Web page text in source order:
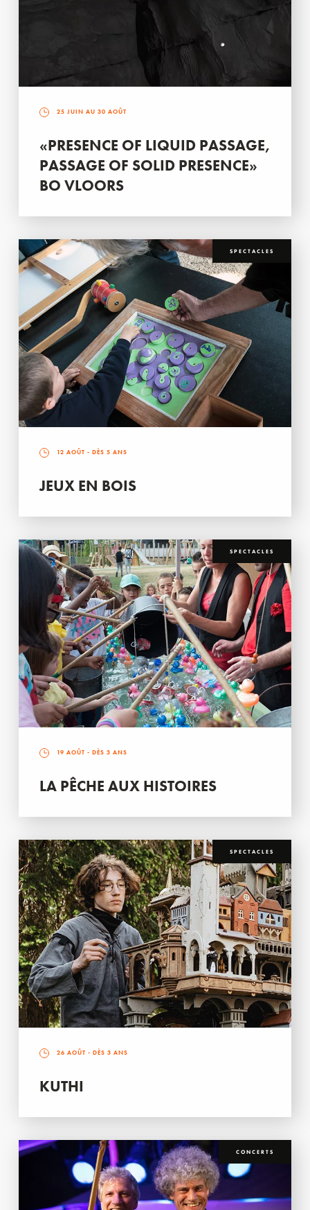
25 JUIN AU 30 AOÛT
«PRESENCE OF LIQUID PASSAGE,
PASSAGE OF SOLID PRESENCE»
BO VLOORS
SPECTACLES
12 AOÛT - DÈS 5 ANS
JEUX EN BOIS
SPECTACLES
19 AOÛT - DÈS 3 ANS
LA PÊCHE AUX HISTOIRES
SPECTACLES
26 AOÛT - DÈS 3 ANS
KUTHI
CONCERTS